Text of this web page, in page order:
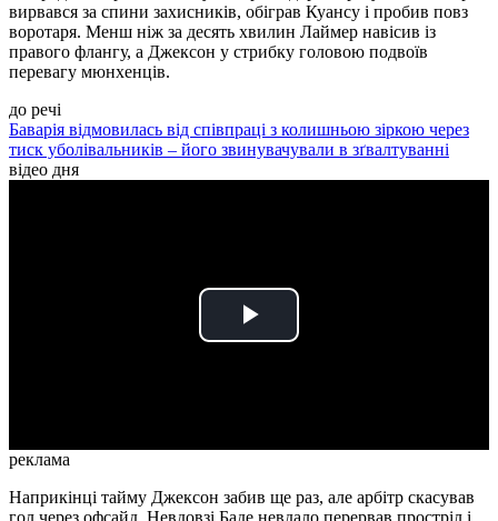
вирвався за спини захисників, обіграв Куансу і пробив повз
воротаря. Менш ніж за десять хвилин Лаймер навісив із
правого флангу, а Джексон у стрибку головою подвоїв
перевагу мюнхенців.
до речі
Баварія відмовилась від співпраці з колишньою зіркою через
тиск уболівальників – його звинувачували в зґвалтуванні
відео дня
Play
реклама
Наприкінці тайму Джексон забив ще раз, але арбітр скасував